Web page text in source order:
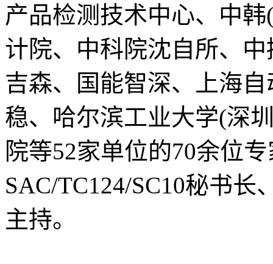
产品检测技术中心、中
计院、中科院沈自所、
吉森、国能智深、上海
稳、哈尔滨工业大学(深
院等52家单位的70余位
SAC/TC124/SC10秘书
主持。